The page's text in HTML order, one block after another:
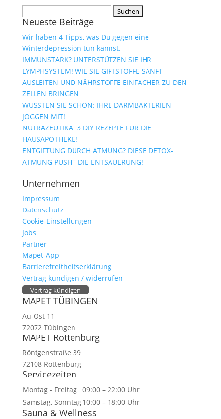
nach:
Neueste Beiträge
Wir haben 4 Tipps, was Du gegen eine
Winterdepression tun kannst.
IMMUNSTARK? UNTERSTÜTZEN SIE IHR
LYMPHSYSTEM! WIE SIE GIFTSTOFFE SANFT
AUSLEITEN UND NÄHRSTOFFE EINFACHER ZU DEN
ZELLEN BRINGEN
WUSSTEN SIE SCHON: IHRE DARMBAKTERIEN
JOGGEN MIT!
NUTRAZEUTIKA: 3 DIY REZEPTE FÜR DIE
HAUSAPOTHEKE!
ENTGIFTUNG DURCH ATMUNG? DIESE DETOX-
ATMUNG PUSHT DIE ENTSÄUERUNG!
Unternehmen
Impressum
Datenschutz
Cookie-Einstellungen
Jobs
Partner
Mapet-App
Barrierefreitheitserklärung
Vertrag kündigen / widerrufen
Vertrag kündigen
MAPET TÜBINGEN
Au-Ost 11
72072 Tübingen
MAPET Rottenburg
Röntgenstraße 39
72108 Rottenburg
Servicezeiten
Montag - Freitag 09:00 – 22:00 Uhr
Samstag, Sonntag10:00 – 18:00 Uhr
Sauna & Wellness